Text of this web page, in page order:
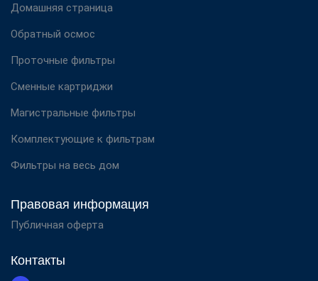
Домашняя страница
Обратный осмос
Проточные фильтры
Сменные картриджи
Магистральные фильтры
Комплектующие к фильтрам
Фильтры на весь дом
Правовая информация
Публичная оферта
Контакты